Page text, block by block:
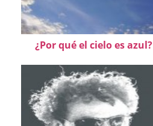
¿Por qué el cielo es azul?